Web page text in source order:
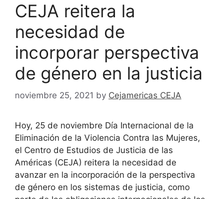
CEJA reitera la
necesidad de
incorporar perspectiva
de género en la justicia
noviembre 25, 2021 by Cejamericas CEJA
Hoy, 25 de noviembre Día Internacional de la
Eliminación de la Violencia Contra las Mujeres,
el Centro de Estudios de Justicia de las
Américas (CEJA) reitera la necesidad de
avanzar en la incorporación de la perspectiva
de género en los sistemas de justicia, como